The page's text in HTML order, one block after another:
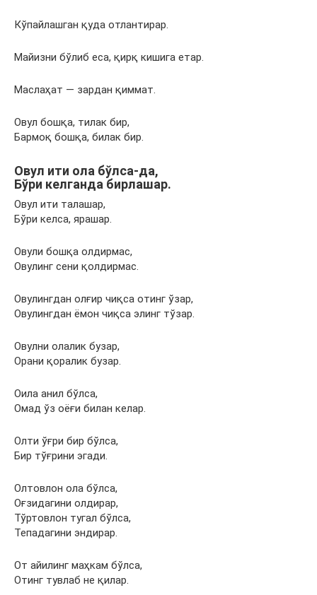
Кўпайлашган қуда отлантирар.
Майизни бўлиб еса, қирқ кишига етар.
Маслаҳат — зардан қиммат.
Овул бошқа, тилак бир,
Бармоқ бошқа, билак бир.
Овул ити ола бўлса-да,
Бўри келганда бирлашар.
Овул ити талашар,
Бўри келса, ярашар.
Овули бошқа олдирмас,
Овулинг сени қолдирмас.
Овулингдан олғир чиқса отинг ўзар,
Овулингдан ёмон чиқса элинг тўзар.
Овулни олалик бузар,
Орани қоралик бузар.
Оила анил бўлса,
Омад ўз оёғи билан келар.
Олти ўғри бир бўлса,
Бир тўғрини эгади.
Олтовлон ола бўлса,
Оғзидагини олдирар,
Тўртовлон тугал бўлса,
Тепадагини эндирар.
От айилинг маҳкам бўлса,
Отинг тувлаб не қилар.